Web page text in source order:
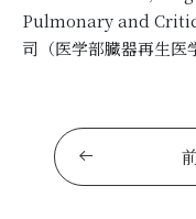
Pulmonary and
司（医学部臓器再生医